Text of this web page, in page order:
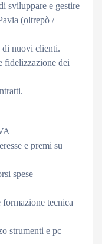
sviluppare e gestire
(oltrepò /
di nuovi clienti.
fidelizzazione dei
e premi su
spese
tecnica
strumenti e pc